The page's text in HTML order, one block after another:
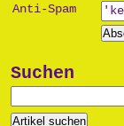
Anti-Spam
Suchen